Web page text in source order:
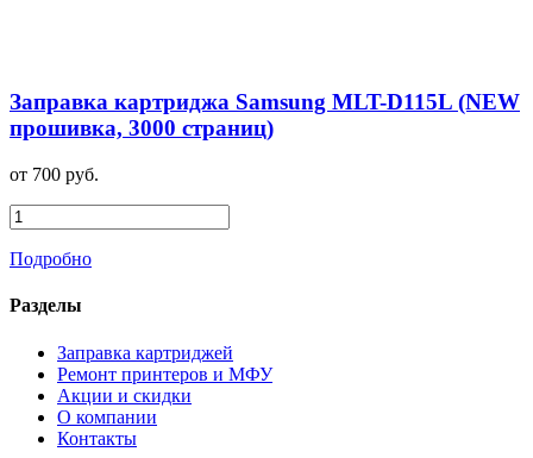
Заправка картриджа Samsung MLT-D115L (NEW
прошивка, 3000 страниц)
от 700 руб.
Подробно
Разделы
Заправка картриджей
Ремонт принтеров и МФУ
Акции и скидки
О компании
Контакты